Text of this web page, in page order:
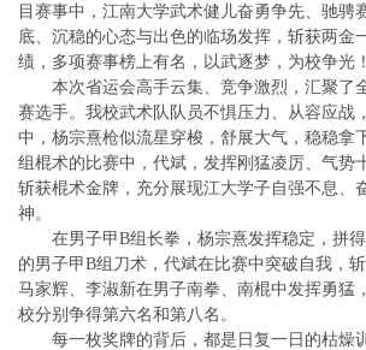
目赛事中，江南大学武术健儿奋勇争先、驰骋
底、沉稳的心态与出色的临场发挥，斩获两金
绩，多项赛事榜上有名，以武逐梦，为校争光！
本次省运会高手云集、竞争激烈，汇聚了
赛选手。我校武术队队员不惧压力、从容应战
中，杨宗熹枪似流星穿梭，舒展大气，稳稳拿
组棍术的比赛中，代斌，发挥刚猛凌厉、气势
斩获棍术金牌，充分展现江大学子自强不息、
神。
在男子甲B组长拳，杨宗熹发挥稳定，拼
的男子甲B组刀术，代斌在比赛中突破自我，
马家辉、李淑新在男子南拳、南棍中发挥勇猛
校分别争得第六名和第八名。
每一枚奖牌的背后，都是日复一日的枯燥